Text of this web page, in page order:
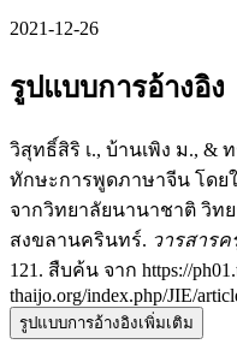
2021-12-26
รูปแบบการอ้างอิง
วิสุทธิ์สิริ เ., บ้านเพิง ม., &
ทักษะการพูดภาษาจีน โด
จากวิทยาลัยนานาชาติ วิท
สงขลานครินทร์. วารสาร
121. สืบค้น จาก https://
thaijo.org/index.php/JIE/
รูปแบบการอ้างอิงเพิ่มเติม